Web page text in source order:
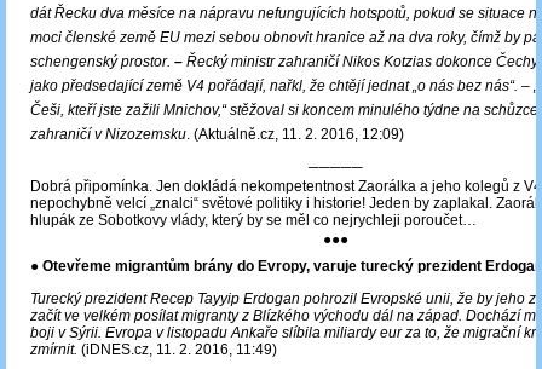
dát Řecku dva měsíce na nápravu nefungujících hotspotů, pokud se situace
moci členské země EU mezi sebou obnovit hranice až na dva roky, čímž by
schengenský prostor. – Řecký ministr zahraničí Nikos Kotzias dokonce
jako předsedající země V4 pořádají, nařkl, že chtějí jednat „o nás bez nás“. ‒
Češi, kteří jste zažili Mnichov,“ stěžoval si koncem minulého týdne na
zahraničí v Nizozemsku. (Aktuálně.cz, 11. 2. 2016, 12:09)
─────
Dobrá připomínka. Jen dokládá nekompetentnost Zaorálka a jeho kolegů z
nepochybně velcí „znalci“ světové politiky i historie! Jeden by zaplakal.
hlupák ze Sobotkovy vlády, který by se měl co nejrychleji poroučet…
●●●
● Otevřeme migrantům brány do Evropy, varuje turecký prezident Erdogan
Turecký prezident Recep Tayyip Erdogan pohrozil Evropské unii, že by jeho
začít ve velkém posílat migranty z Blízkého východu dál na západ. Dochází
boji v Sýrii. Evropa v listopadu Ankaře slíbila miliardy eur za to, že migrační
zmírnit. (iDNES.cz, 11. 2. 2016, 11:49)